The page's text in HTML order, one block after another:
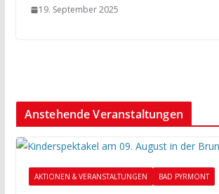
19. September 2025
Anstehende Veranstaltungen
AKTIONEN & VERANSTALTUNGEN BAD PYRMONT